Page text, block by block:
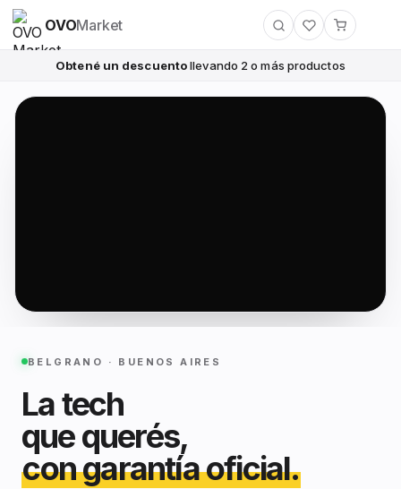
OVOMarket
Obtené un descuentollevando 2 o más productos
BELGRANO · BUENOS AIRES
La tech
que querés,
con garantía oficial.